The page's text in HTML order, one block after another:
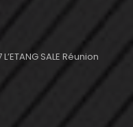
SALE Réunion